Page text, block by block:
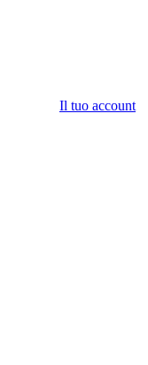
Il tuo account